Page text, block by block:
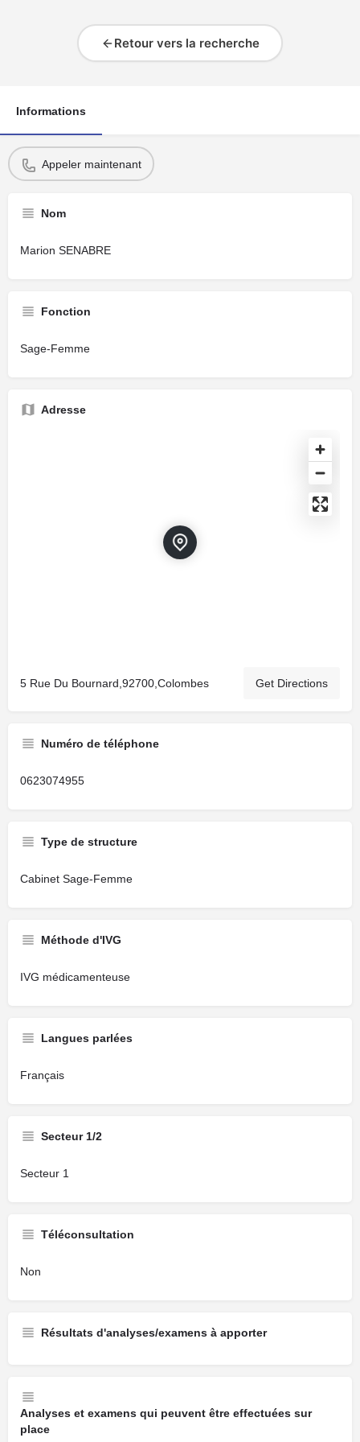
Retour vers la recherche
Informations
Appeler maintenant
Nom
Marion SENABRE
Fonction
Sage-Femme
Adresse
5 Rue Du Bournard,92700,Colombes Get Directions
Numéro de téléphone
0623074955
Type de structure
Cabinet Sage-Femme
Méthode d'IVG
IVG médicamenteuse
Langues parlées
Français
Secteur 1/2
Secteur 1
Téléconsultation
Non
Résultats d'analyses/examens à apporter
Analyses et examens qui peuvent être effectuées sur
place